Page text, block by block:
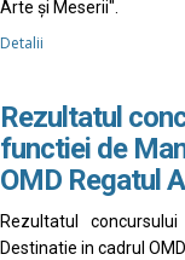
Arte și Meserii".
Detalii
Rezultatul
functiei de
OMD Regatul
Rezultatul
Destinatie in cadrul